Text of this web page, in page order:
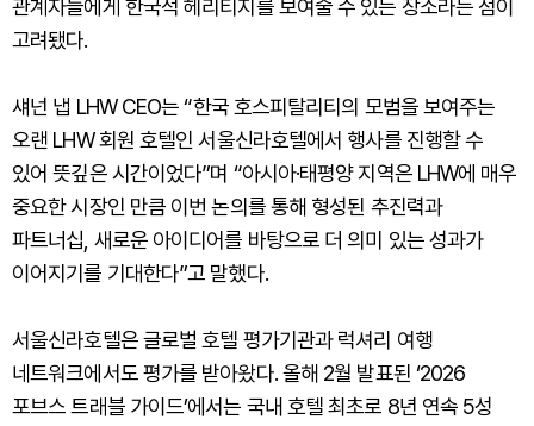
관계자들에게 한국적 헤리티지를 보여줄 수 있는 장소라는 점이
고려됐다.
섀넌 냅 LHW CEO는 “한국 호스피탈리티의 모범을 보여주는
오랜 LHW 회원 호텔인 서울신라호텔에서 행사를 진행할 수
있어 뜻깊은 시간이었다”며 “아시아·태평양 지역은 LHW에 매우
중요한 시장인 만큼 이번 논의를 통해 형성된 추진력과
파트너십, 새로운 아이디어를 바탕으로 더 의미 있는 성과가
이어지기를 기대한다”고 말했다.
서울신라호텔은 글로벌 호텔 평가기관과 럭셔리 여행
네트워크에서도 평가를 받아왔다. 올해 2월 발표된 ‘2026
포브스 트래블 가이드’에서는 국내 호텔 최초로 8년 연속 5성